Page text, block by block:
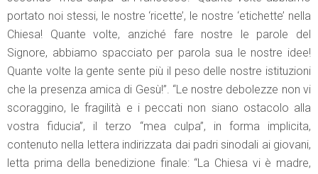
portato noi stessi, le nostre ‘ricette’, le nostre ‘etichette’ nella
Chiesa! Quante volte, anziché fare nostre le parole del
Signore, abbiamo spacciato per parola sua le nostre idee!
Quante volte la gente sente più il peso delle nostre istituzioni
che la presenza amica di Gesù!”. “Le nostre debolezze non vi
scoraggino, le fragilità e i peccati non siano ostacolo alla
vostra fiducia”, il terzo “mea culpa”, in forma implicita,
contenuto nella lettera indirizzata dai padri sinodali ai giovani,
letta prima della benedizione finale: “La Chiesa vi è madre,